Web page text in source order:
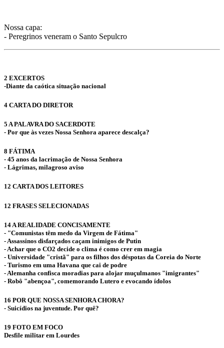
Nossa capa:
- Peregrinos veneram o Santo Sepulcro
2 EXCERTOS
-Diante da caótica situação nacional
4 CARTA DO DIRETOR
5 A PALAVRA DO SACERDOTE
- Por que às vezes Nossa Senhora aparece descalça?
8 FÁTIMA
- 45 anos da lacrimação de Nossa Senhora
- Lágrimas, milagroso aviso
12 CARTA DOS LEITORES
12 FRASES SELECIONADAS
14 A REALIDADE CONCISAMENTE
- "Comunistas têm medo da Virgem de Fátima"
- Assassinos disfarçados caçam inimigos de Putin
- Achar que o CO2 decide o clima é como crer em magia
- Universidade "cristã" para os filhos dos déspotas da Coreia do Norte
- Turismo em uma Havana que cai de podre
- Alemanha confisca moradias para alojar muçulmanos "imigrantes"
- Robô "abençoa", comemorando Lutero e evocando ídolos
16 POR QUE NOSSA SENHORA CHORA?
- Suicídios na juventude. Por quê?
19 FOTO EM FOCO
Desfile militar em Lourdes